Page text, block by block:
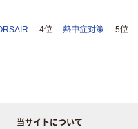
4位 熱中症対策 5位
当サイトについて